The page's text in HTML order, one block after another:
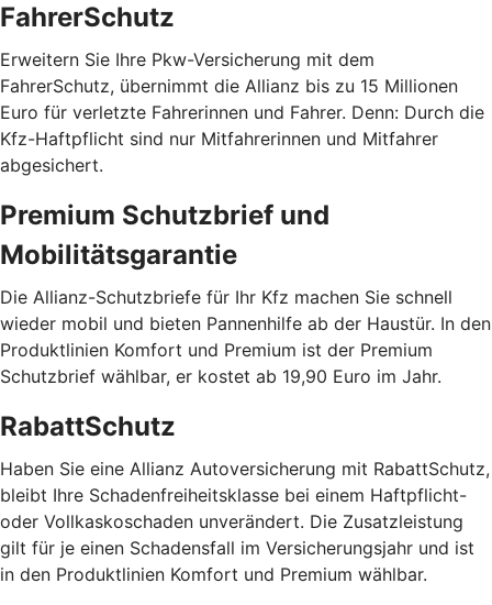
FahrerSchutz
Erweitern Sie Ihre Pkw-Versicherung mit dem
FahrerSchutz, übernimmt die Allianz bis zu 15 Millionen
Euro für verletzte Fahrerinnen und Fahrer. Denn: Durch die
Kfz-Haftpflicht sind nur Mitfahrerinnen und Mitfahrer
abgesichert.
Premium Schutzbrief und
Mobilitätsgarantie
Die Allianz-Schutzbriefe für Ihr Kfz machen Sie schnell
wieder mobil und bieten Pannenhilfe ab der Haustür. In den
Produktlinien Komfort und Premium ist der Premium
Schutzbrief wählbar, er kostet ab 19,90 Euro im Jahr.
RabattSchutz
Haben Sie eine Allianz Autoversicherung mit RabattSchutz,
bleibt Ihre Schadenfreiheitsklasse bei einem Haftpflicht-
oder Vollkaskoschaden unverändert. Die Zusatzleistung
gilt für je einen Schadensfall im Versicherungsjahr und ist
in den Produktlinien Komfort und Premium wählbar.